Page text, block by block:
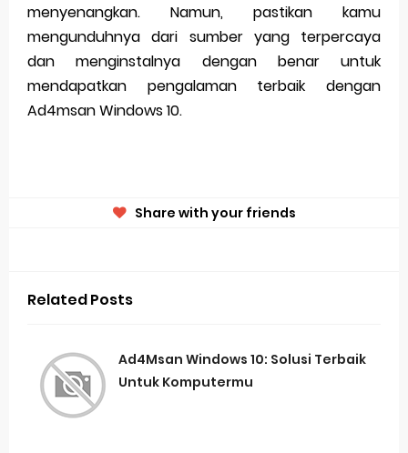
menyenangkan. Namun, pastikan kamu
mengunduhnya dari sumber yang terpercaya
dan menginstalnya dengan benar untuk
mendapatkan pengalaman terbaik dengan
Ad4msan Windows 10.
Share with your friends
Related Posts
Ad4Msan Windows 10: Solusi Terbaik
Untuk Komputermu